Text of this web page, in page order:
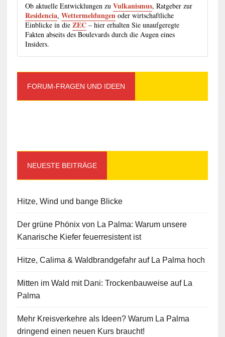
Ob aktuelle Entwicklungen zu Vulkanismus, Ratgeber zur
Residencia, Wettermeldungenoder wirtschaftliche
Einblicke in die ZEC– hier erhalten Sie unaufgeregte
Fakten abseits des Boulevards durch die Augen eines
Insiders.
FORUM-FRAGEN UND IDEEN
NEUESTE BEITRÄGE
Hitze, Wind und bange Blicke
Der grüne Phönix von La Palma: Warum unsere
Kanarische Kiefer feuerresistent ist
Hitze, Calima & Waldbrandgefahr auf La Palma hoch
Mitten im Wald mit Dani: Trockenbauweise auf La
Palma
Mehr Kreisverkehre als Ideen? Warum La Palma
dringend einen neuen Kurs braucht!